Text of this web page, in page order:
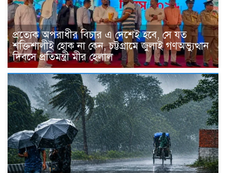
প্রত্যেক অপরাধীর বিচার এ দেশেই হবে, সে যত
শক্তিশালীই হোক না কেন, চট্টগ্রামে জুলাই গণঅভ্যুত্থান
দিবসে প্রতিমন্ত্রী মীর হেলাল